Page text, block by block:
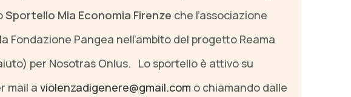
Sportello Mia Economia Firenze che l’associazione
Fondazione Pangea nell’ambito del progetto Reama
per Nosotras Onlus. Lo sportello è attivo su
mail aviolenzadigenere@gmail.com o chiamando dalle